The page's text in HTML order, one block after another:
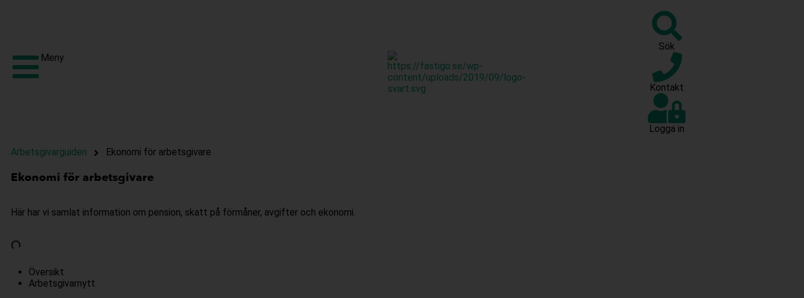
Meny
Sök
Kontakt
Logga in
Arbetsgivarguiden Ekonomi för arbetsgivare
Ekonomi för arbetsgivare
Här har vi samlat information om pension, skatt på förmåner, avgifter och ekonomi.
Översikt
Arbetsgivarnytt